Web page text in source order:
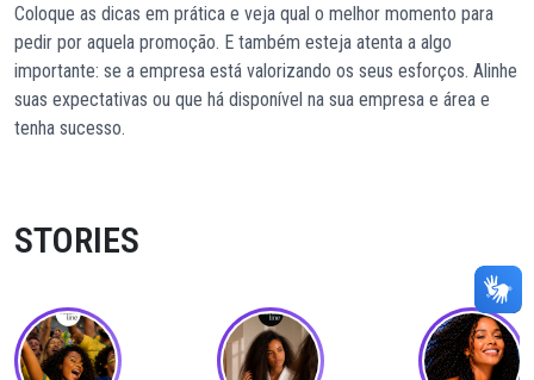
Coloque as dicas em prática e veja qual o melhor momento para
pedir por aquela promoção. E também esteja atenta a algo
importante: se a empresa está valorizando os seus esforços. Alinhe
suas expectativas ou que há disponível na sua empresa e área e
tenha sucesso.
STORIES